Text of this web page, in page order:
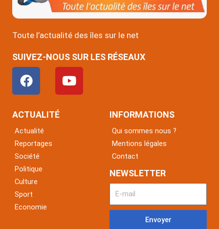
Toute l’actualité des îles sur le net
SUIVEZ-NOUS SUR LES RÉSEAUX
F
a
c
e
o
o
k
Y
o
u
ACTUALITÉ
Actualité
Reportages
Société
Politique
Culture
Sport
Economie
INFORMATIONS
Qui sommes nous ?
Mentions légales
Contact
NEWSLETTER
Envoyer